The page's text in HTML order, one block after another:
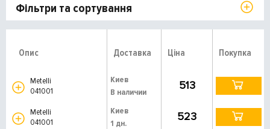
Фільтри та сортування
Опис Доставка Ціна Покупка
Metelli
041001
Киев
В наличии
513
Metelli
041001
Киев
1 дн.
523